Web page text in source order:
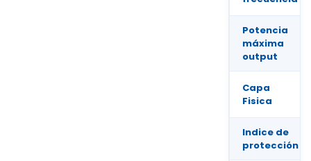
Potencia
máxima
output
Capa
Fisica
Indice de
protección